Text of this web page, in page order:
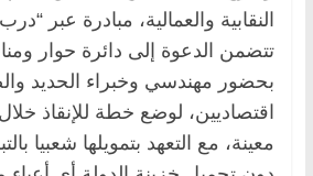
النقابية والعمالية، مبادرة عبر
تتضمن الدعوة إلى دائرة حوار
بحضور مهندسي وخبراء الحديد
اقتصاديين، لوضع خطة للإنقاذ
معينة، مع التعهد بتمويلها شعبيا